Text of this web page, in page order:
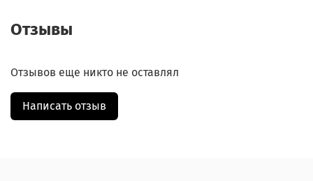
Отзывы
Отзывов еще никто не оставлял
Написать отзыв